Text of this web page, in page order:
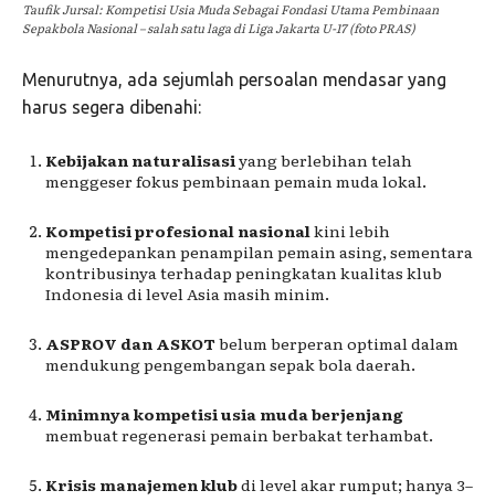
Taufik Jursal: Kompetisi Usia Muda Sebagai Fondasi Utama Pembinaan
Sepakbola Nasional – salah satu laga di Liga Jakarta U-17 (foto PRAS)
Menurutnya, ada sejumlah persoalan mendasar yang
harus segera dibenahi:
Kebijakan naturalisasi yang berlebihan telah
menggeser fokus pembinaan pemain muda lokal.
Kompetisi profesional nasional kini lebih
mengedepankan penampilan pemain asing, sementara
kontribusinya terhadap peningkatan kualitas klub
Indonesia di level Asia masih minim.
ASPROV dan ASKOTbelum berperan optimal dalam
mendukung pengembangan sepak bola daerah.
Minimnya kompetisi usia muda berjenjang
membuat regenerasi pemain berbakat terhambat.
Krisis manajemen klubdi level akar rumput; hanya 3–